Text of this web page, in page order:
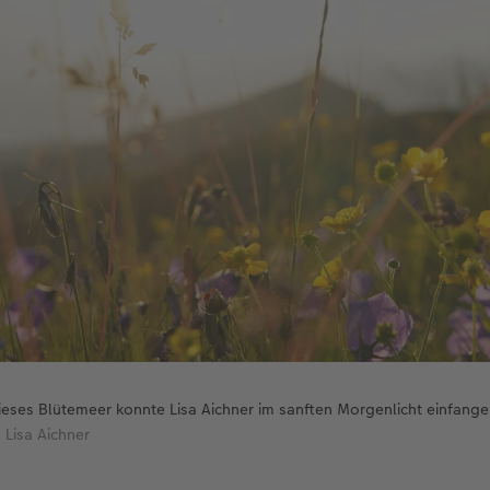
Blütemeer konnte Lisa Aichner im sanften Morgenlicht
Aichner